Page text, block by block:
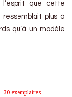
que cette
ressemblait plus à
qu’à un modèle
30 exemplaires